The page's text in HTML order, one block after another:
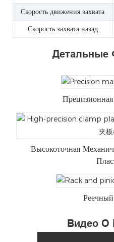
Скорость движения захвата
Скорость захвата назад
Детальные
Высокоточная
Видео О